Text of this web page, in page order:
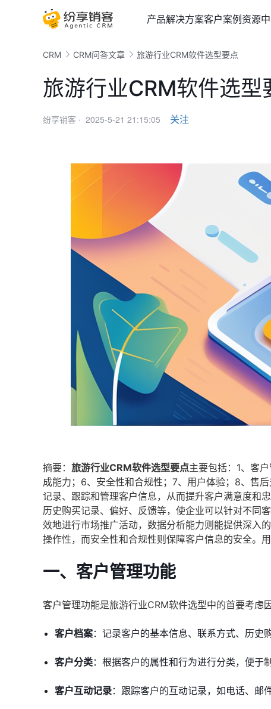
产品解决方案客户案例资源
CRM CRM问答文章 旅游行业CRM软件选型要点
旅游行业CRM软件选型
纷享销客 · 2025-5-21 21:15:05 关注
摘要： 旅游行业CRM软件选型要点主要包括：1、客
成能力；6、安全性和合规性；7、用户体验；8、售
记录、跟踪和管理客户信息，从而提升客户满意度和
历史购买记录、偏好、反馈等，使企业可以针对不同
效地进行市场推广活动，数据分析能力则能提供深入
操作性，而安全性和合规性则保障客户信息的安全。
一、客户管理功能
客户管理功能是旅游行业CRM软件选型中的首要考虑
客户档案：记录客户的基本信息、联系方式、历史
客户分类：根据客户的属性和行为进行分类，便于
客户互动记录：跟踪客户的互动记录，如电话、邮